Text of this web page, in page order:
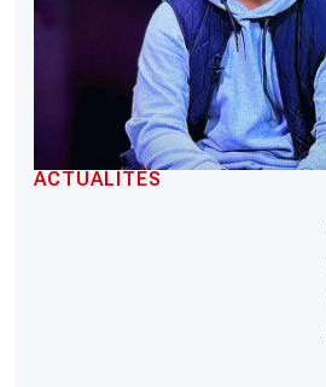
ACTUALITÉS